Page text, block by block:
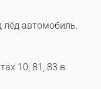
автомобиль.
10, 81, 83 в